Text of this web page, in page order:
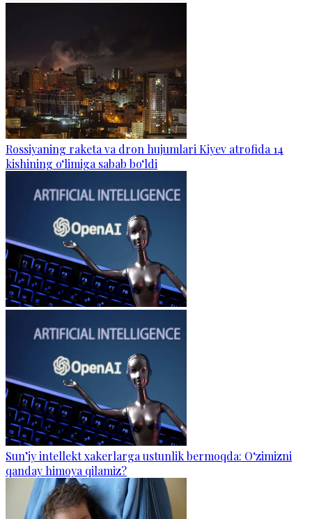
Rossiyaning raketa va dron hujumlari Kiyev atrofida 14
kishining o‘limiga sabab bo‘ldi
Sun’iy intellekt xakerlarga ustunlik bermoqda: O‘zimizni
qanday himoya qilamiz?